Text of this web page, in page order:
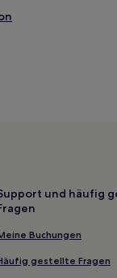
Devon
Lyme Regis
und häufig
Buchungen
gestellte Fragen